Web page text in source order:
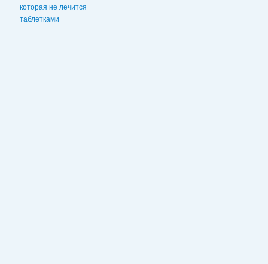
которая не лечится
таблетками